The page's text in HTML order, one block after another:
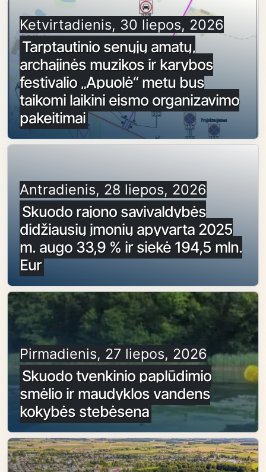
Ketvirtadienis, 30 liepos, 2026
Tarptautinio senųjų amatų,
archajinės muzikos ir karybos
festivalio „Apuolė“ metu bus
taikomi laikini eismo organizavimo
pakeitimai
Antradienis, 28 liepos, 2026
Skuodo rajono savivaldybės
didžiausių įmonių apyvarta 2025
m. augo 33,9 % ir siekė 194,5 mln.
Eur
Pirmadienis, 27 liepos, 2026
Skuodo tvenkinio paplūdimio
smėlio ir maudyklos vandens
kokybės stebėsena